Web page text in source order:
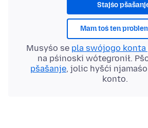
Stajśo
Mam toś ten
Musyśo se pla swójogo
na pśinoski wótegronił.
pšašanje, jolic hyšći
konto.